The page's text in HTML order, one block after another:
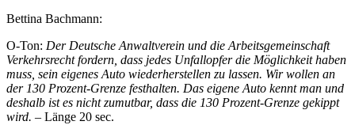
Bettina Bachmann:
O-Ton: Der Deutsche Anwaltverein und die Arbeitsgemeinschaft
Verkehrsrecht fordern, dass jedes Unfallopfer die Möglichkeit haben
muss, sein eigenes Auto wiederherstellen zu lassen. Wir wollen an
der 130 Prozent-Grenze festhalten. Das eigene Auto kennt man und
deshalb ist es nicht zumutbar, dass die 130 Prozent-Grenze gekippt
wird. – Länge 20 sec.